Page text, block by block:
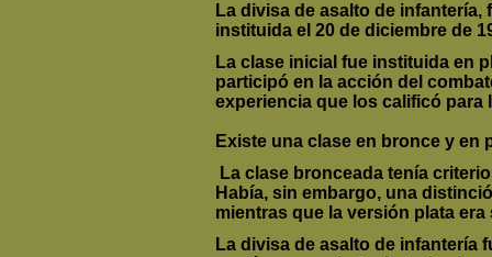
La divisa de asalto de
instituida el 20 de diciembre de
La clase inicial fue instituida en
participó en la acción del
experiencia que los calificó para
Existe una clase en bronce y en
La clase bronceada tenía
Había, sin embargo, una
mientras que la versión plata
La divisa de asalto de infantería